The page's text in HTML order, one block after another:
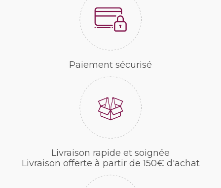
Paiement sécurisé
Livraison rapide et soignée
Livraison offerte à partir de 150€ d'achat